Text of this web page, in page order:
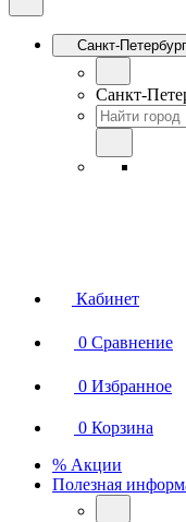
Санкт-Петербург
Санкт-
Кабинет
0 Сравнение
0 Избранное
0 Корзина
% Акции
Полезная